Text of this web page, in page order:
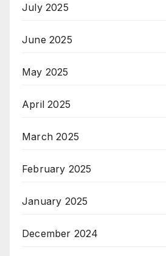
July 2025
June 2025
May 2025
April 2025
March 2025
February 2025
January 2025
December 2024